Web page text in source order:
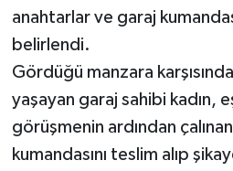
anahtarlar ve garaj
belirlendi.
Gördüğü manzara
yaşayan garaj sahibi kadın,
görüşmenin ardından
kumandasını teslim alıp